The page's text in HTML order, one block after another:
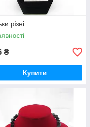
різні
₴
Купити